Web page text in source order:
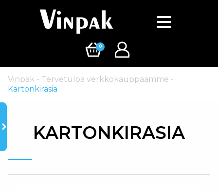
0
Vinpak - Tervetuloa verkkokauppaamme -
Kartonkirasia
KARTONKIRASIA